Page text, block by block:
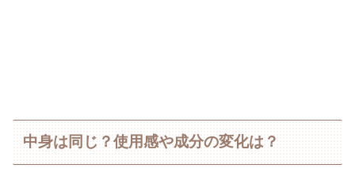
中身は同じ？使用感や成分の変化は？